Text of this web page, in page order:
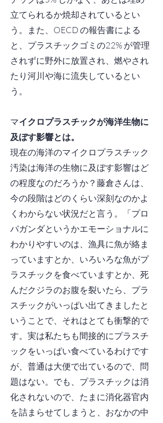
立てられるか焼却されているとい
う。また、OECD の報告書による
と、プラスチックゴミの22% が管理
されずに野外に放置され、燃やされ
たり河川や海に流失しているとい
う。
マイクロプラスチックが海洋生物に
及ぼす影響とは。
現在の海洋のマイクロプラスチック
汚染は海洋の生物に及ぼす影響はど
の程度なのだろうか？藤倉さんは、
今の段階はどのくらい深刻なのかよ
くわからない状況だと言う。「プロ
パガンダというかエモーショナルに
わかりやすいのは、漁具に魚が絡ま
っていますとか、いろいろな魚がプ
ラスチックを食べていますとか、死
んだクジラのお腹を裂いたら、プラ
スチックがいっぱい出てきましたと
いうことで、それはとても衝撃的で
す。実は私たちも間接的にプラスチ
ックをいっぱい食べているわけです
が、普通は大便で出ているので、問
題はない。でも、プラスチックは消
化されないので、たまに消化器官内
を詰まらせてしまうと、おなかの中